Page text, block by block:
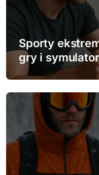
Sporty
gry i